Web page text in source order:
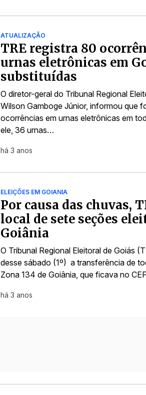
ATUALIZAÇÃO
TRE registra 80
urnas eletrônicas em
substituídas
O diretor-geral do Tribunal Regional
Wilson Gamboge Júnior, informou que
ocorrências em urnas eletrônicas em
ele, 36 urnas…
há 3 anos
ELEIÇÕES EM GOIANIA
Por causa das chuvas,
local de sete seções
Goiânia
O Tribunal Regional Eleitoral de Goiás
desse sábado (1º) a transferência de
Zona 134 de Goiânia, que ficava no
há 3 anos